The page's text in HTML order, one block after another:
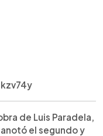
de Luis Paradela,
el segundo y